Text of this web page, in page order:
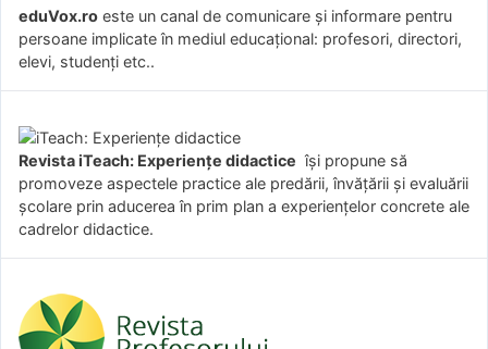
eduVox.ro este un canal de comunicare și informare pentru
persoane implicate în mediul educațional: profesori, directori,
elevi, studenți etc..
Revista iTeach: Experienţe didactice îşi propune să
promoveze aspectele practice ale predării, învăţării şi evaluării
şcolare prin aducerea în prim plan a experienţelor concrete ale
cadrelor didactice.